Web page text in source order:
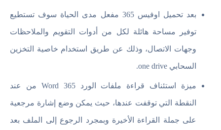
بعد تحميل اوفيس 365 مفعل مدى الحياة سوف تستطيع
توفير مساحة هائلة لكل من أدوات التقويم والملاحظات
وجهات الاتصال، وذلك عن طريق استخدام خاصية التخزين
السحابي one drive.
ميزة استئناف قراءة ملفات الورد Word 365 من عند
النقطة التي توقفت عندها، حيث يمكن وضع إشارة مرجعية
على جملة القراءة الأخيرة وبمجرد الرجوع إلى الملف بعد